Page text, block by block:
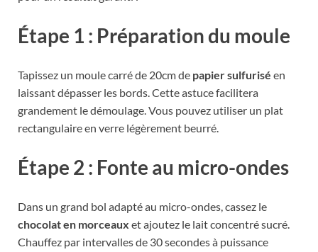
Étape 1 : Préparation du moule
Tapissez un moule carré de 20cm de papier sulfurisé en
laissant dépasser les bords. Cette astuce facilitera
grandement le démoulage. Vous pouvez utiliser un plat
rectangulaire en verre légèrement beurré.
Étape 2 : Fonte au micro-ondes
Dans un grand bol adapté au micro-ondes, cassez le
chocolat en morceaux et ajoutez le lait concentré sucré.
Chauffez par intervalles de 30 secondes à puissance